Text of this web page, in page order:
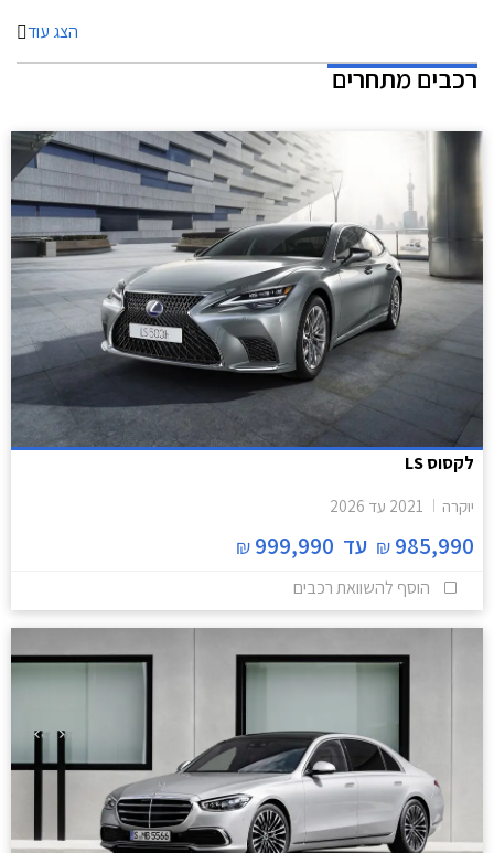
הצג עוד
רכבים מתחרים
לקסוס LS
יוקרה 2021 עד 2026
985,990
₪ עד 999,990
₪
הוסף להשוואת רכבים